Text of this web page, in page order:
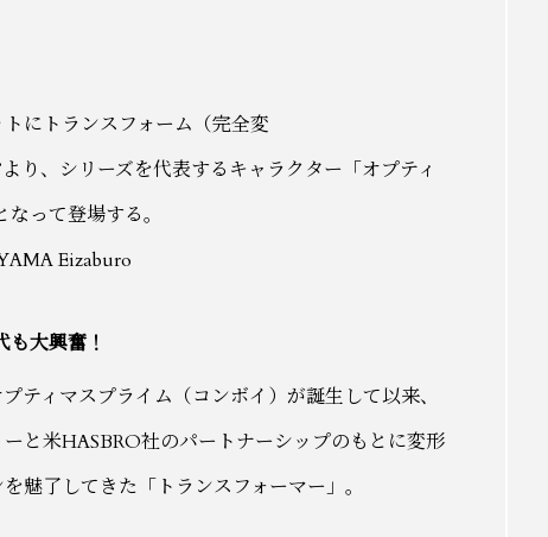
にトランスフォーム（完全変
り、シリーズを代表するキャラクター「オプティ
って登場する。
Eizaburo
大興奮！
ティマスプライム（コンボイ）が誕生して以来、
と米HASBRO社のパートナーシップのもとに変形
魅了してきた「トランスフォーマー」。